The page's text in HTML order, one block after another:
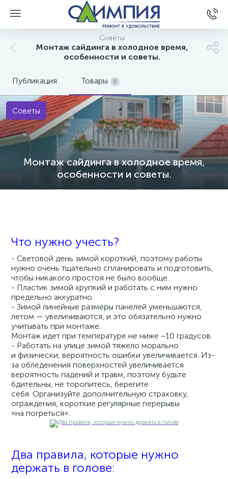
Советы
Монтаж сайдинга в холодное время,
особенности и советы.
Публикация Товары 9
Монтаж сайдинга в холодное время,
особенности и советы.
Советы
Что нужно учесть?
- Световой день зимой короткий, поэтому работы
нужно очень тщательно спланировать и подготовить,
чтобы никакого простоя не было вообще.
- Пластик зимой хрупкий и работать с ним нужно
предельно аккуратно.
- Зимой линейные размеры панелей уменьшаются,
летом — увеличиваются, и это обязательно нужно
учитывать при монтаже.
Монтаж идет при температуре не ниже −10 градусов.
- Работать на улице зимой тяжело морально
и физически, вероятность ошибки увеличивается. Из-
за обледенения поверхностей увеличивается
вероятность падений и травм, поэтому будьте
бдительны, не торопитесь, берегите
себя. Организуйте дополнительную страховку,
ограждения, короткие регулярные перерывы
«на погреться».
Два правила, которые нужно
держать в голове: